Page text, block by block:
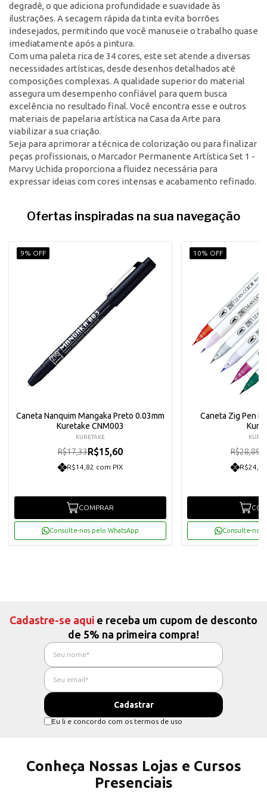
degradê, o que adiciona profundidade e suavidade às
ilustrações. A secagem rápida da tinta evita borrões
indesejados, permitindo que você manuseie o trabalho quase
imediatamente após a pintura.
Com uma paleta rica de 34 cores, este set atende a diversas
necessidades artísticas, desde desenhos detalhados até
composições complexas. A qualidade superior do material
assegura um desempenho confiável para quem busca
excelência no resultado final. Você encontra esse e outros
materiais de papelaria artística na Casa da Arte para
viabilizar a sua criação.
Seja para aprimorar a técnica de colorização ou para finalizar
peças profissionais, o Marcador Permanente Artística Set 1 -
Marvy Uchida proporciona a fluidez necessária para
expressar ideias com cores intensas e acabamento refinado.
Ofertas inspiradas na sua navegação
9% OFF
Caneta Nanquim Mangaka Preto 0.03mm
Kuretake CNM003
KURETAKE
R$17,33R$15,60
R$14,82 com PIX
COMPRAR
Consulte-nos pelo WhatsApp
10% OFF
Caneta Zig Pen
R$28,89
Consulte-nos
Cadastre-se aqui e receba um cupom de desconto
de 5% na primeira compra!
Eu li e concordo com os termos de uso
Conheça Nossas Lojas e Cursos
Presenciais